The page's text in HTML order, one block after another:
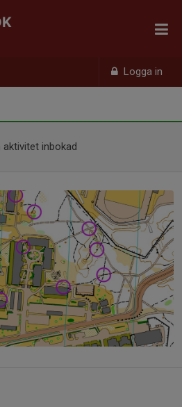
Logga in
aktivitet inbokad